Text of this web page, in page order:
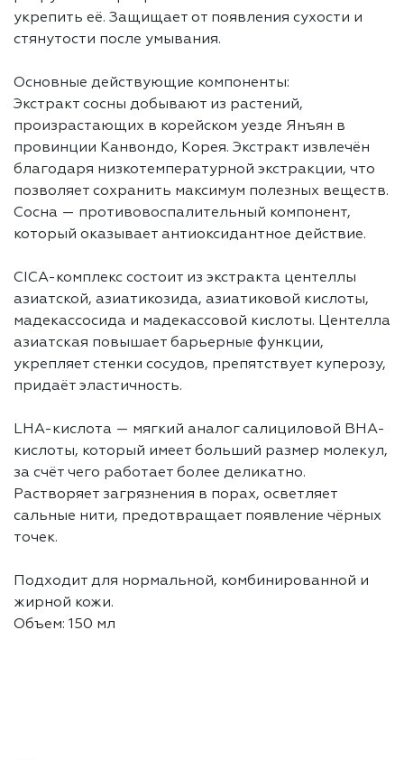
укрепить её. Защищает от появления сухости и
стянутости после умывания.
Основные действующие компоненты:
Экстракт сосны добывают из растений,
произрастающих в корейском уезде Янъян в
провинции Канвондо, Корея. Экстракт извлечён
благодаря низкотемпературной экстракции, что
позволяет сохранить максимум полезных веществ.
Сосна — противовоспалительный компонент,
который оказывает антиоксидантное действие.
CICA-комплекс состоит из экстракта центеллы
азиатской, азиатикозида, азиатиковой кислоты,
мадекассосида и мадекассовой кислоты. Центелла
азиатская повышает барьерные функции,
укрепляет стенки сосудов, препятствует куперозу,
придаёт эластичность.
LHA-кислота — мягкий аналог салициловой BHA-
кислоты, который имеет больший размер молекул,
за счёт чего работает более деликатно.
Растворяет загрязнения в порах, осветляет
сальные нити, предотвращает появление чёрных
точек.
Подходит для нормальной, комбинированной и
жирной кожи.
Объем: 150 мл